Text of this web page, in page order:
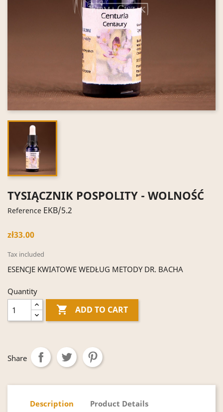
TYSIĄCZNIK POSPOLITY - WOLNOŚĆ
Reference EKB/5.2
zł33.00
Tax included
ESENCJE KWIATOWE WEDŁUG METODY DR. BACHA
Quantity
 ADD TO CART
Share
Description Product Details